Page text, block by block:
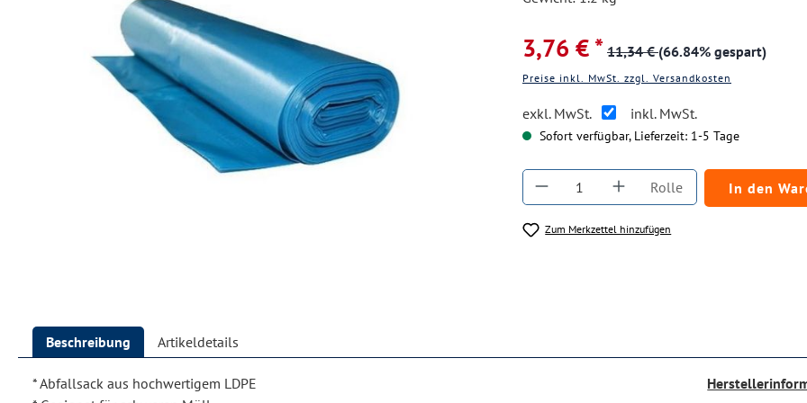
3,76 € * 11,34 €(66.84% gespart)
Preise inkl. MwSt. zzgl. Versandkosten
exkl. MwSt. inkl. MwSt.
Sofort verfügbar, Lieferzeit: 1-5 Tage
Produkt Anzahl: Gib den
Rolle In den
Zum Merkzettel hinzufügen
Beschreibung Artikeldetails
* Abfallsack aus hochwertigem LDPE